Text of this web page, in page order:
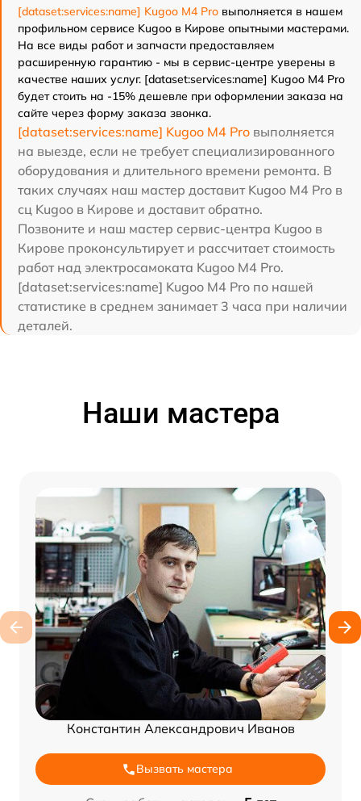
[dataset:services:name] Kugoo M4 Pro выполняется в нашем
профильном сервисе Kugoo в Кирове опытными мастерами.
На все виды работ и запчасти предоставляем
расширенную гарантию - мы в сервис-центре уверены в
качестве наших услуг. [dataset:services:name] Kugoo M4 Pro
будет стоить на -15% дешевле при оформлении заказа на
сайте через форму заказа звонка.
[dataset:services:name] Kugoo M4 Pro выполняется
на выезде, если не требует специализированного
оборудования и длительного времени ремонта. В
таких случаях наш мастер доставит Kugoo M4 Pro в
сц Kugoo в Кирове и доставит обратно.
Позвоните и наш мастер сервис-центра Kugoo в
Кирове проконсультирует и рассчитает стоимость
работ над электросамоката Kugoo M4 Pro.
[dataset:services:name] Kugoo M4 Pro по нашей
статистике в среднем занимает 3 часа при наличии
деталей.
Наши мастера
Константин Александрович Иванов
Вызвать мастера